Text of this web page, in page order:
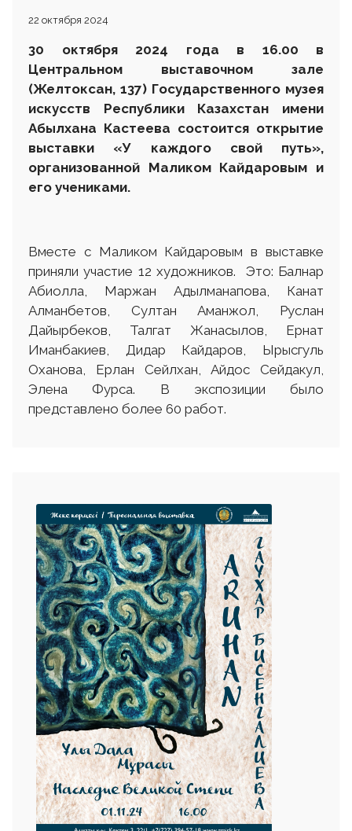
22 октября 2024
30 октября 2024 года в 16.00 в
Центральном выставочном зале
(Желтоксан, 137) Государственного музея
искусств Республики Казахстан имени
Абылхана Кастеева состоится открытие
выставки «У каждого свой путь»,
организованной Маликом Кайдаровым и
его учениками.
Вместе с Маликом Кайдаровым в выставке
приняли участие 12 художников. Это: Балнар
Абиолла, Маржан Адылманапова, Канат
Алманбетов, Султан Аманжол, Руслан
Дайырбеков, Талгат Жанасылов, Ернат
Иманбакиев, Дидар Кайдаров, Ырысгуль
Оханова, Ерлан Сейлхан, Айдос Сейдакул,
Элена Фурса. В экспозиции было
представлено более 60 работ.